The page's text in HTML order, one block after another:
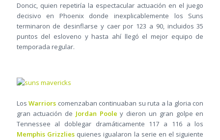
Doncic, quien repetiría la espectacular actuación en el juego
decisivo en Phoenix donde inexplicablemente los Suns
terminaron de desinflarse y caer por 123 a 90, incluidos 35
puntos del esloveno y hasta ahí llegó el mejor equipo de
temporada regular.
LosWarriors comenzaban continuaban su ruta a la gloria con
gran actuación de Jordan Poole y dieron un gran golpe en
Tennessee al doblegar dramáticamente 117 a 116 a los
Memphis Grizzliesquienes igualaron la serie en el siguiente